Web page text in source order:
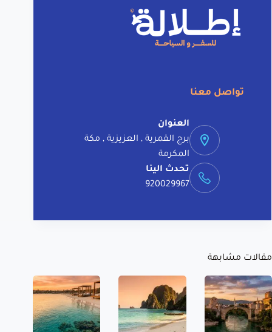
تواصل معنا
العنوان
برج القمرية , العزيزية , مكة
المكرمة
تحدث الينا
920029967
مقالات مشابهة